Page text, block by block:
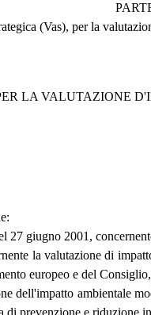
(Vas), per la
LA VALUTAZIONE
giugno 2001,
la valutazione di
europeo e del
dell'impatto ambientale